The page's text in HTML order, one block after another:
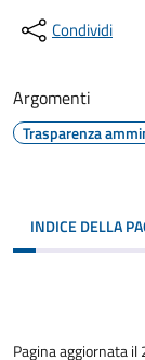
Condividi
Argomenti
Trasparenza
INDICE DELLA
Pagina aggiornata